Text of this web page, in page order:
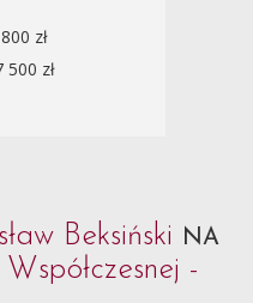
zł
500 zł
Beksiński
NA
-